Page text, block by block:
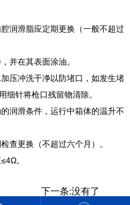
润滑脂应定期更换（一般不超过
并在其表面涂油。
压冲洗干净以防堵口，如发生堵
细针将枪口残留物清除。
润滑条件，运行中箱体的温升不
更换（不超过六个月）。
。
下一条:没有了